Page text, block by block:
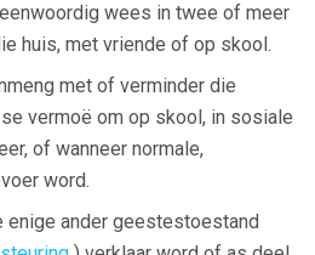
wees in twee of meer
huis, met vriende of op skool.
met of verminder die
vermoë om op skool, in sosiale
of wanneer normale,
word.
enige ander geestestoestand